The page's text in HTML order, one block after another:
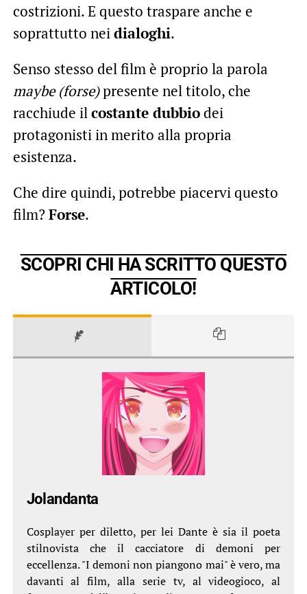
costrizioni. E questo traspare anche e
soprattutto nei dialoghi.
Senso stesso del film è proprio la parola
maybe (forse)presente nel titolo, che
racchiude il costante dubbiodei
protagonisti in merito alla propria
esistenza.
Che dire quindi, potrebbe piacervi questo
film?Forse.
SCOPRI CHI HA SCRITTO QUESTO
ARTICOLO!
Jolandanta
Cosplayer per diletto, per lei Dante è sia il poeta
stilnovista che il cacciatore di demoni per
eccellenza. "I demoni non piangono mai" è vero, ma
davanti al film, alla serie tv, al videogioco, al